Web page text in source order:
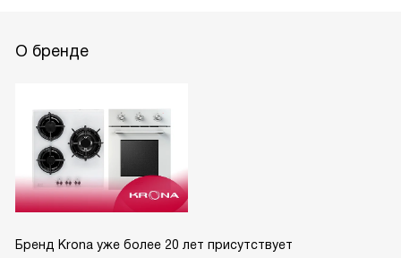
О бренде
Бренд Krona уже более 20 лет присутствует